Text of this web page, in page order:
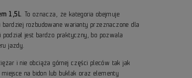
1,5L. To oznacza, że kategoria obejmuje
rozbudowane warianty przeznaczone dla
jest bardzo praktyczny, bo pozwala
jazdy.
i nie obciąża górnej części pleców tak jak
na bidon lub bukłak oraz elementy